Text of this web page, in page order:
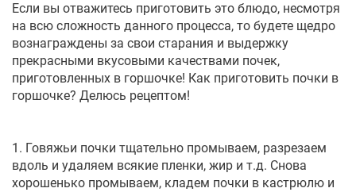
Если вы отважитесь приготовить это блюдо, несмотря
на всю сложность данного процесса, то будете щедро
вознаграждены за свои старания и выдержку
прекрасными вкусовыми качествами почек,
приготовленных в горшочке! Как приготовить почки в
горшочке? Делюсь рецептом!
1. Говяжьи почки тщательно промываем, разрезаем
вдоль и удаляем всякие пленки, жир и т.д. Снова
хорошенько промываем, кладем почки в кастрюлю и